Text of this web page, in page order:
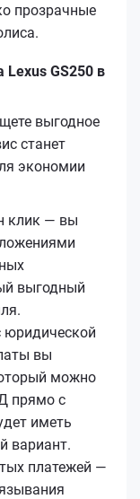
прозрачные
GS250 в
выгодное
станет
экономии
клик — вы
выгодный
юридической
вы
можно
прямо с
иметь
вариант.
платежей —